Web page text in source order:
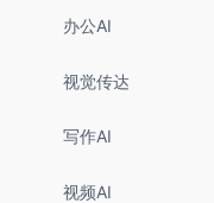
办公AI
视觉传达
写作AI
视频AI